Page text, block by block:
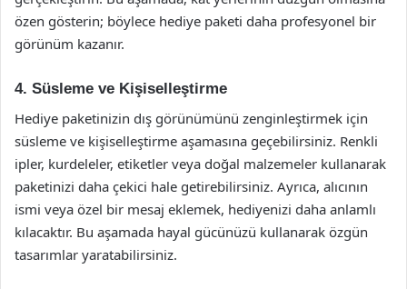
özen gösterin; böylece hediye paketi daha profesyonel bir
görünüm kazanır.
4. Süsleme ve Kişiselleştirme
Hediye paketinizin dış görünümünü zenginleştirmek için
süsleme ve kişiselleştirme aşamasına geçebilirsiniz. Renkli
ipler, kurdeleler, etiketler veya doğal malzemeler kullanarak
paketinizi daha çekici hale getirebilirsiniz. Ayrıca, alıcının
ismi veya özel bir mesaj eklemek, hediyenizi daha anlamlı
kılacaktır. Bu aşamada hayal gücünüzü kullanarak özgün
tasarımlar yaratabilirsiniz.